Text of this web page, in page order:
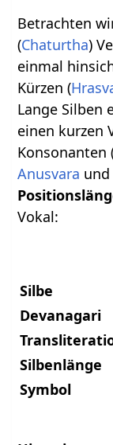
Betrachten
(Chaturtha)
einmal
Kürzen (
Lange Silben
einen kurzen
Konsonanten
Anusvara
Vokal:
Silbe
Devanagari
Silbenlänge
Symbol